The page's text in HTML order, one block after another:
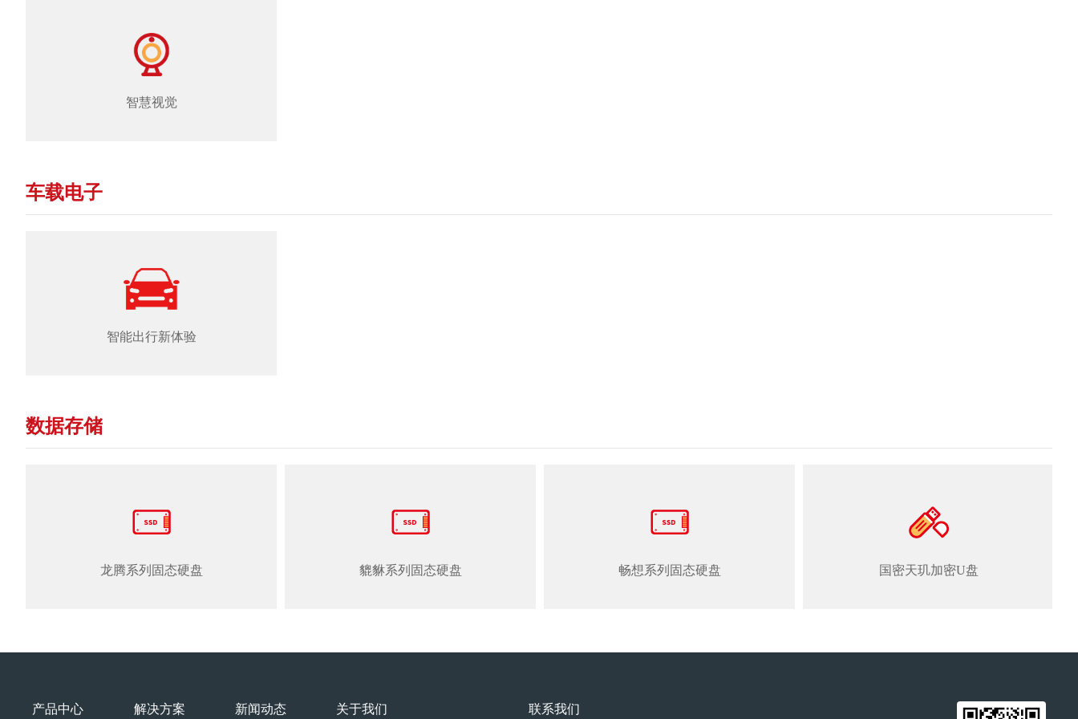
智慧视觉
车载电子
智能出行新体验
数据存储
龙腾系列固态硬盘 貔貅系列固态硬盘 畅想系列固态硬盘 国密天玑加密U盘
产品中心 解决方案 新闻动态 关于我们 联系我们